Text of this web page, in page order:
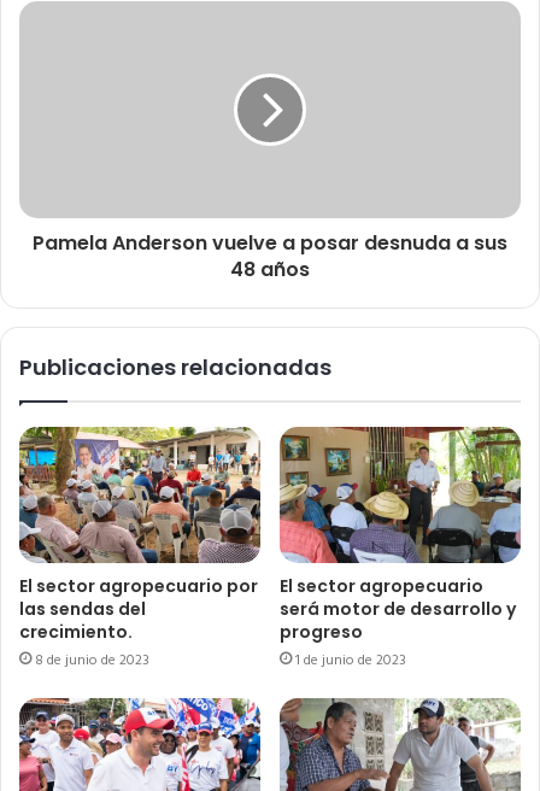
Pamela Anderson vuelve a posar desnuda a sus
48 años
Publicaciones relacionadas
El sector agropecuario por
las sendas del
crecimiento.
8 de junio de 2023
El sector agropecuario
será motor de desarrollo y
progreso
1 de junio de 2023